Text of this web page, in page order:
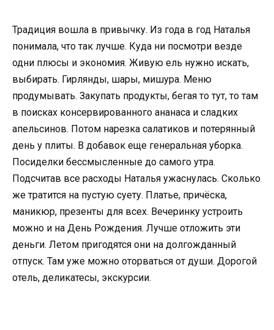
Традиция вошла в привычку. Из года в год Наталья
понимала, что так лучше. Куда ни посмотри везде
одни плюсы и экономия. Живую ель нужно искать,
выбирать. Гирлянды, шары, мишура. Меню
продумывать. Закупать продукты, бегая то тут, то там
в поисках консервированного ананаса и сладких
апельсинов. Потом нарезка салатиков и потерянный
день у плиты. В добавок еще генеральная уборка.
Посиделки бессмысленные до самого утра.
Подсчитав все расходы Наталья ужаснулась. Сколько
же тратится на пустую суету. Платье, причёска,
маникюр, презенты для всех. Вечеринку устроить
можно и на День Рождения. Лучше отложить эти
деньги. Летом пригодятся они на долгожданный
отпуск. Там уже можно оторваться от души. Дорогой
отель, деликатесы, экскурсии.